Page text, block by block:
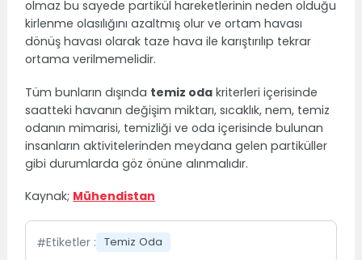
olmaz bu sayede partikül hareketlerinin neden olduğu
kirlenme olasılığını azaltmış olur ve ortam havası
dönüş havası olarak taze hava ile karıştırılıp tekrar
ortama verilmemelidir.
Tüm bunların dışında temiz oda kriterleri içerisinde
saatteki havanın değişim miktarı, sıcaklık, nem, temiz
odanın mimarisi, temizliği ve oda içerisinde bulunan
insanların aktivitelerinden meydana gelen partiküller
gibi durumlarda göz önüne alınmalıdır.
Kaynak; Mühendistan
Etiketler : Temiz Oda